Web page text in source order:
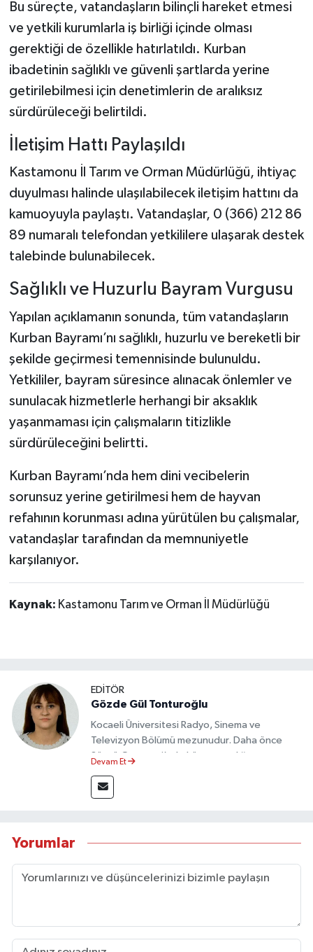
Bu süreçte, vatandaşların bilinçli hareket etmesi
ve yetkili kurumlarla iş birliği içinde olması
gerektiği de özellikle hatırlatıldı. Kurban
ibadetinin sağlıklı ve güvenli şartlarda yerine
getirilebilmesi için denetimlerin de aralıksız
sürdürüleceği belirtildi.
İletişim Hattı Paylaşıldı
Kastamonu İl Tarım ve Orman Müdürlüğü, ihtiyaç
duyulması halinde ulaşılabilecek iletişim hattını da
kamuoyuyla paylaştı. Vatandaşlar, 0 (366) 212 86
89 numaralı telefondan yetkililere ulaşarak destek
talebinde bulunabilecek.
Sağlıklı ve Huzurlu Bayram Vurgusu
Yapılan açıklamanın sonunda, tüm vatandaşların
Kurban Bayramı’nı sağlıklı, huzurlu ve bereketli bir
şekilde geçirmesi temennisinde bulunuldu.
Yetkililer, bayram süresince alınacak önlemler ve
sunulacak hizmetlerle herhangi bir aksaklık
yaşanmaması için çalışmaların titizlikle
sürdürüleceğini belirtti.
Kurban Bayramı’nda hem dini vecibelerin
sorunsuz yerine getirilmesi hem de hayvan
refahının korunması adına yürütülen bu çalışmalar,
vatandaşlar tarafından da memnuniyetle
karşılanıyor.
Kaynak: Kastamonu Tarım ve Orman İl Müdürlüğü
EDİTÖR
Gözde Gül Tonturoğlu
Kocaeli Üniversitesi Radyo, Sinema ve
Televizyon Bölümü mezunudur. Daha önce
Sözcü Gazetesi’nde köşe yazarlığı yapmış ve
Devam Et
Yorumlar